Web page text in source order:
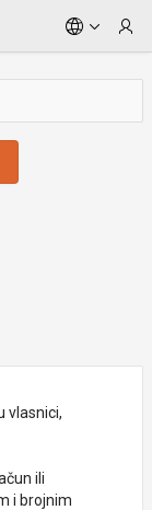
vlasnici,
ili
i brojnim